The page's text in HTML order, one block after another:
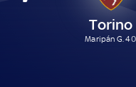
Torino
Maripán G.